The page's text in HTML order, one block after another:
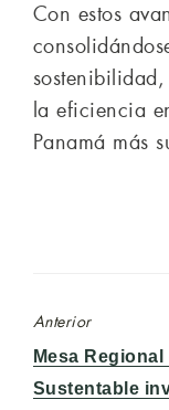
Con estos
la eficiencia
Panamá más
Anterior
Entrada
anterior:
Mesa
Sustentable